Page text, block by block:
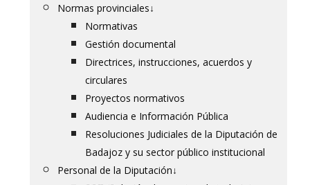
Normas provinciales↓
Normativas
Gestión documental
Directrices, instrucciones, acuerdos y
circulares
Proyectos normativos
Audiencia e Información Pública
Resoluciones Judiciales de la Diputación de
Badajoz y su sector público institucional
Personal de la Diputación↓